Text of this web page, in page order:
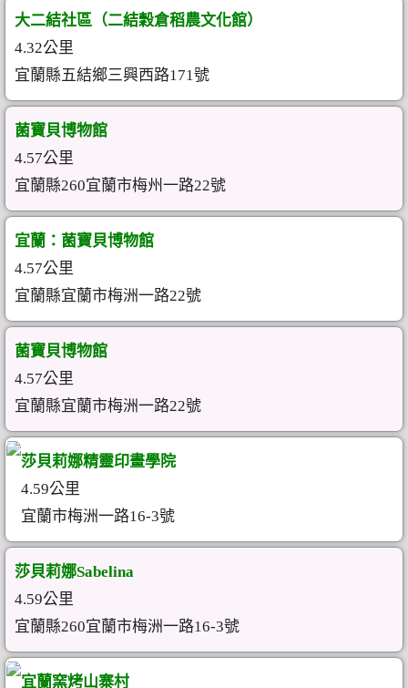
大二結社區（二結穀倉稻農文化館）
4.32公里
宜蘭縣五結鄉三興西路171號
菌寶貝博物館
4.57公里
宜蘭縣260宜蘭市梅州一路22號
宜蘭：菌寶貝博物館
4.57公里
宜蘭縣宜蘭市梅洲一路22號
菌寶貝博物館
4.57公里
宜蘭縣宜蘭市梅洲一路22號
莎貝莉娜精靈印畫學院
4.59公里
宜蘭市梅洲一路16-3號
莎貝莉娜Sabelina
4.59公里
宜蘭縣260宜蘭市梅洲一路16-3號
宜蘭窯烤山寨村